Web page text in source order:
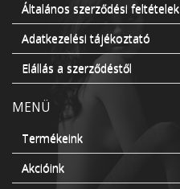
Általános szerződési feltételek
Adatkezelési tájékoztató
Elállás a szerződéstől
MENÜ
Termékeink
Akcióink